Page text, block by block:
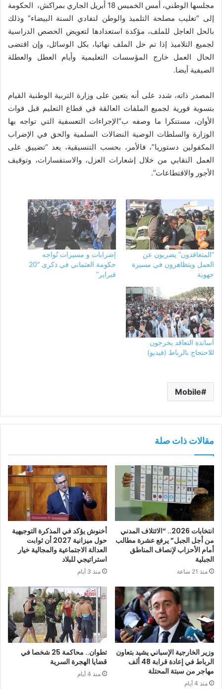
مجلسها الوطني، أمس الخميس 18 أبريل الجاري بمراكش، الحكومة
إلى “تغليب مصلحة التلميذ والوطن لتفادي السنة البيضاء” وذلك
بالحل العاجل للملف، مؤكدة استعدادها لتعويض الحصص الدراسية
لجميع التلاميذ إذا تم حل الملف نهائيا، بكل الوسائل، وإن اقتضى
الحال العمل خارج المؤسسات التعليمية وأيام العطل والعطلة
الصيفية أيضا.
المصدر ذاته، شدد على أنه يتعين على وزارة التربية الوطنية القيام
بتسوية فورية لجميع الملفات العالقة في قطاع التعليم قبل فوات
الأوان، مستنكرا ما وصفه ب”الإجراءات التعسفية التي تواجه بها
الوزارة والسلطات الوصية النضالات السلمية والحق في الإضراب
المكفولين دستوريا”، فالأمر، بحسب التنسيقية، يعد “تضييق على
العمل النقابي من خلال إشعارات العزل، والاستفسارات، وتوقيف
الأجور والاقتطاعات”.
“المتعاقدون” يضربون عن
العمل ويتظاهرون في مسيرة
جهوية
إضرابات و مسيرات تُواجه
حكومة العثماني في ذكرى “20
فبراير”
أساتذة التعاقد يخرجون
للاحتجاج بالرباط (فيديو)
Mobile
مقالات ذات صلة
انتخابات 2026.. “الائتلاف المدني
من أجل الجبل” يرفع عشرة مطالب
أمام الأحزاب لإنصاف المناطق
الجبلية
منذ 21 ساعة
أخنوش يؤكد في المذكرة التوجيهية
حول ميزانية 2027 أن ثوابت
العدالة الاجتماعية والمجالية خيار
استراتيجي للبلاد
منذ 3 أيام
وزير الخارجية الإسباني يشيد بتعاون
الرباط في إعادة قرابة 48 ألف
مهاجر من سبتة المحتلة
منذ 4 أيام
تطوان.. محاكمة 25 شخصا في
قضايا الهجرة السرية
منذ 4 أيام